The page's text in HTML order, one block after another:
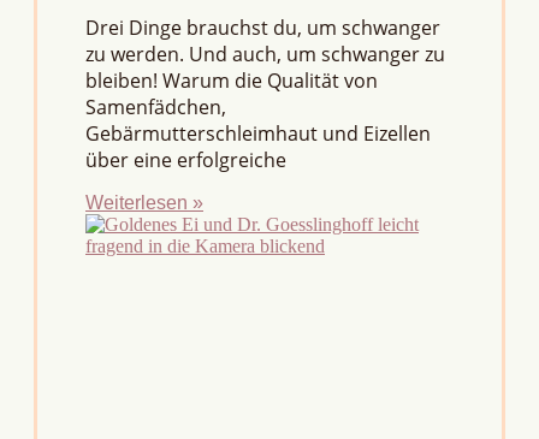
Drei Dinge brauchst du, um schwanger
zu werden. Und auch, um schwanger zu
bleiben! Warum die Qualität von
Samenfädchen,
Gebärmutterschleimhaut und Eizellen
über eine erfolgreiche
Weiterlesen »